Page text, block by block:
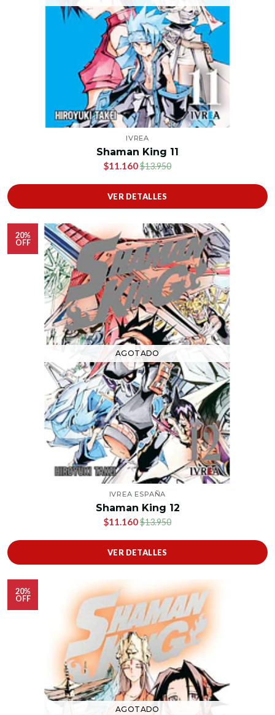
IVREA
Shaman King 11
$11.160$13.950
VER DETALLES
20%
OFF
AGOTADO
IVREA ESPAÑA
Shaman King 12
$11.160$13.950
VER DETALLES
20%
OFF
AGOTADO